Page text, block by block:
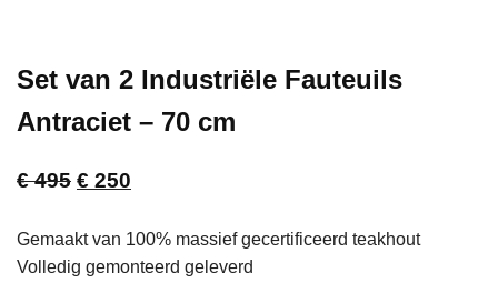
Set van 2 Industriële Fauteuils
Antraciet – 70 cm
€495 Oorspronkelijke
was:
€ 495.
€ 250
is:
€ 250.
Gemaakt van 100% massief gecertificeerd teakhout
Volledig gemonteerd geleverd